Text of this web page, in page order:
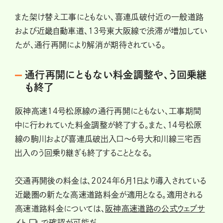
また架け替え工事にともない、喜連瓜破付近の一般道路
および近畿自動車道、13号東大阪線で渋滞が増加してい
たが、通行再開により解消が期待されている。
通行再開にともない料金調整や、う回乗継
も終了
阪神高速14号松原線の通行再開にともない、工事期間
中に行われていた料金調整が終了する。また、14号松原
線の駒川および喜連瓜破出入口〜6号大和川線三宅西
出入のう回乗り継ぎも終了することとなる。
交通再開後の料金は、2024年6月1日より導入されている
近畿圏の新たな高速道路料金が適用となる。適用される
高速道路料金については、 阪神高速道路の公式ウェブサ